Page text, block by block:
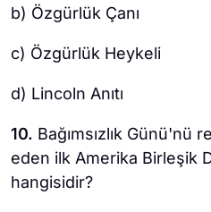
b) Özgürlük Çanı
c) Özgürlük Heykeli
d) Lincoln Anıtı
10. Bağımsızlık Günü'nü
eden ilk Amerika Birleşik
hangisidir?